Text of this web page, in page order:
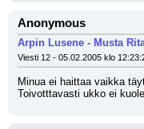
Anonymous
Arpin Lusene - Musta
Viesti 12 - 05.02.2005 klo
Minua ei haittaa vaikka
Toivotttavasti ukko ei